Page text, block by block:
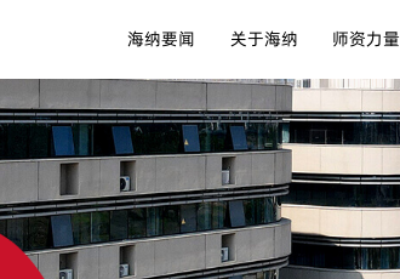
海纳要闻 关于海纳 师资力量